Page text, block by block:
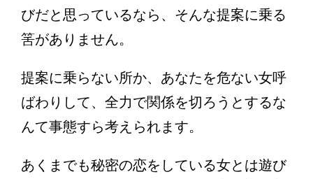
びだと思っているなら、そんな提案に乗る
筈がありません。
提案に乗らない所か、あなたを危ない女呼
ばわりして、全力で関係を切ろうとするな
んて事態すら考えられます。
あくまでも秘密の恋をしている女とは遊び